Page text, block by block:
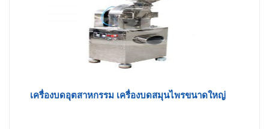
เครื่องบดอุตสาหกรรม เครื่องบดสมุนไพรขนาดใหญ่